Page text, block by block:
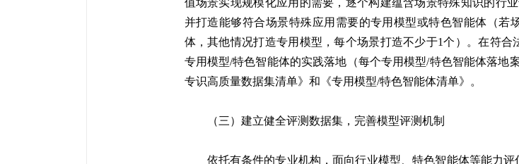
值场景实现规模化应用的需要，逐个构建蕴含场景特殊知识的行
并打造能够符合场景特殊应用需要的专用模型或特色智能体（若
体，其他情况打造专用模型，每个场景打造不少于1个）。在符
专用模型/特色智能体的实践落地（每个专用模型/特色智能体落地
专识高质量数据集清单》和《专用模型/特色智能体清单》。
（三）建立健全评测数据集，完善模型评测机制
依托有条件的专业机构，面向行业模型、特色智能体等能力